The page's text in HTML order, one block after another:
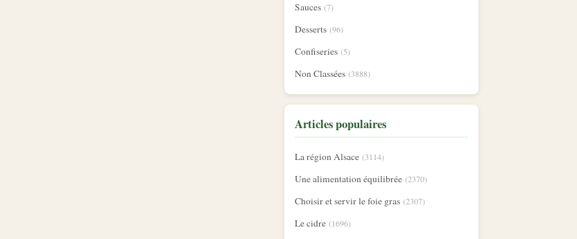
Sauces (7)
Desserts (96)
Confiseries (5)
Non Classées (3888)
Articles populaires
La région Alsace (3114)
Une alimentation équilibrée (2370)
Choisir et servir le foie gras (2307)
Le cidre (1696)